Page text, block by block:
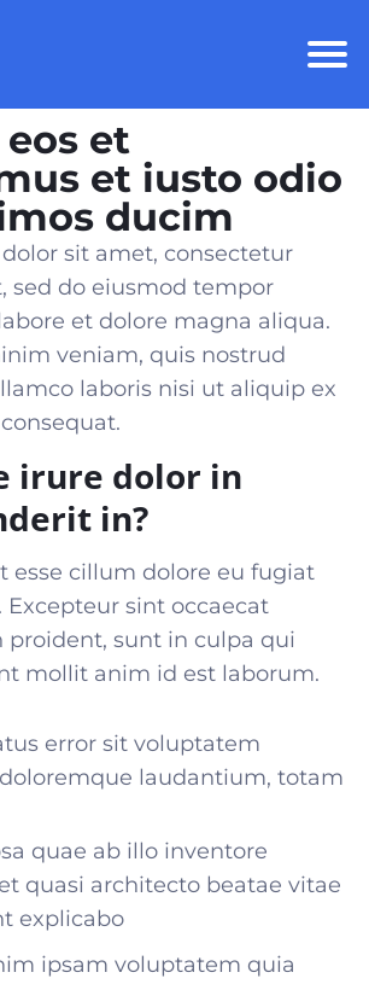
et
et iusto odio
ducim
sit amet, consectetur
sed do eiusmod tempor
et dolore magna aliqua.
veniam, quis nostrud
laboris nisi ut aliquip ex
.
irure dolor in
in?
esse cillum dolore eu fugiat
sint occaecat
proident, sunt in culpa qui
mollit anim id est laborum.
error sit voluptatem
laudantium, totam
quae ab illo inventore
quasi architecto beatae vitae
explicabo
ipsam voluptatem quia